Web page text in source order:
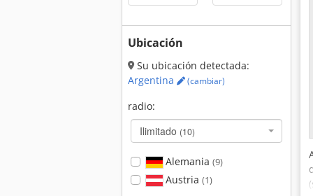
Ubicación
Su ubicación detectada:
Argentina
(cambiar)
radio:
Ilimitado (10)
Alemania (9)
Austria (1)